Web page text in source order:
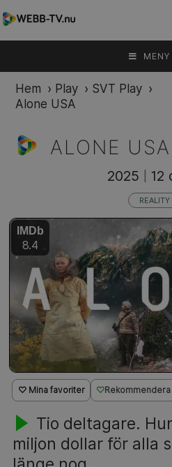
Hem › Play › SVT Play ›
Alone USA
ALONE
♡ Mina favoriter Rekommendera
Tio deltagare.
miljon dollar för alla
2025 12
REALITY
IMDb
8.4